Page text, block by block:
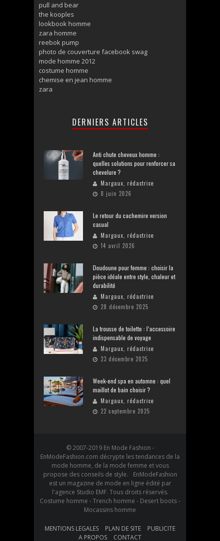
pull and bear
the kooples
lookbook homme
zara homme
reebok pump
photo de couverture facebook swag
mode homme 2012
costume homme
chemise en jean homme
zara
DERNIERS ARTICLES
Anti chute cheveux homme :
quelles solutions pour renforcer sa
chevelure ?
Margaux, rédactrice
8 juin 2026
Le retour du cachemire version
casual
Margaux, rédactrice
14 avril 2026
Doudoune pour femme : choisir la
pièce idéale entre style, chaleur et
durabilité
Margaux, rédactrice
28 décembre 2025
La trousse de toilette : l’accessoire
indispensable de voyage
Margaux, rédactrice
23 décembre 2025
Week-end spa en automne : quel
maillot de bain choisir ?
Margaux, rédactrice
22 septembre 2025
© 2007-2019 En Mode Fashion -
EnModeFashion.com décrypte les tendances de la
mode homme, de la mode femme et vous
propose des conseils de style. EnModeFashion
est un magazine de mode en ligne édité par
l'agence Studio EMF. Tous droits réservés.
Costume homme - Trench homme - Desert boots -
Mocassins homme
MENTIONS LEGALES PLAN DE SITE
PUBLICITE
A PROPOS
CONTACT